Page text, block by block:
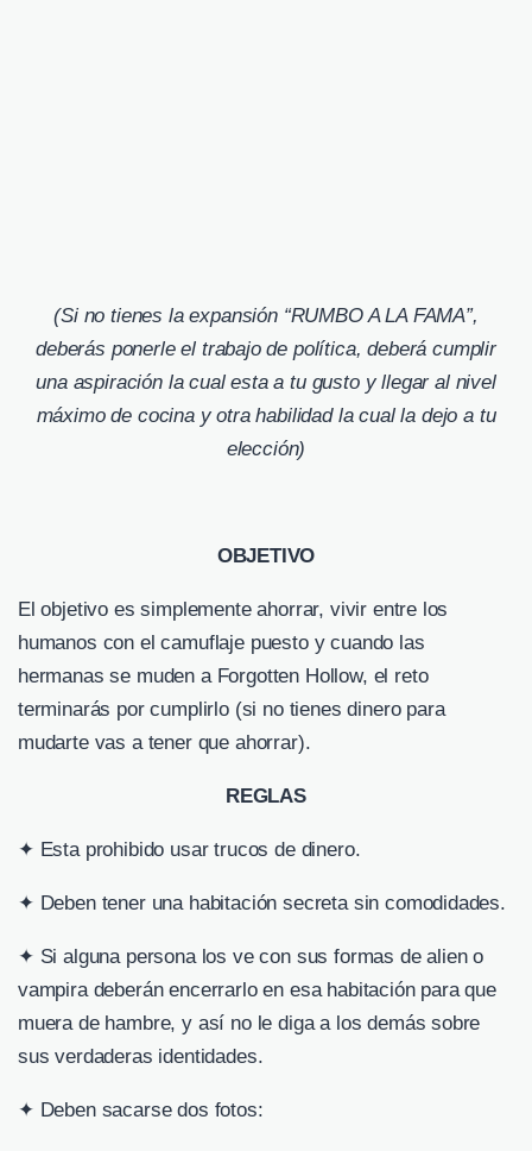
(Si no tienes la expansión “RUMBO A LA FAMA”,
deberás ponerle el trabajo de política, deberá cumplir
una aspiración la cual esta a tu gusto y llegar al nivel
máximo de cocina y otra habilidad la cual la dejo a tu
elección)
OBJETIVO
El objetivo es simplemente ahorrar, vivir entre los
humanos con el camuflaje puesto y cuando las
hermanas se muden a Forgotten Hollow, el reto
terminarás por cumplirlo (si no tienes dinero para
mudarte vas a tener que ahorrar).
REGLAS
✦ Esta prohibido usar trucos de dinero.
✦ Deben tener una habitación secreta sin comodidades.
✦ Si alguna persona los ve con sus formas de alien o
vampira deberán encerrarlo en esa habitación para que
muera de hambre, y así no le diga a los demás sobre
sus verdaderas identidades.
✦ Deben sacarse dos fotos: